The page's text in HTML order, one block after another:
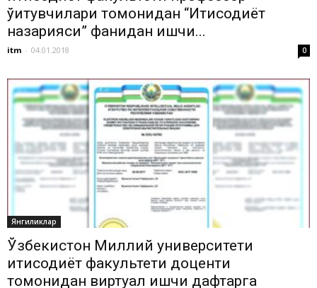
ўқитувчилари томонидан “Иқтисодиёт
назарияси” фанидан ишчи...
itm - 04.01.2018 0
Янгиликлар
Ўзбекистон Миллий университети
иқтисодиёт факультети доценти
томонидан виртуал ишчи дафтарга